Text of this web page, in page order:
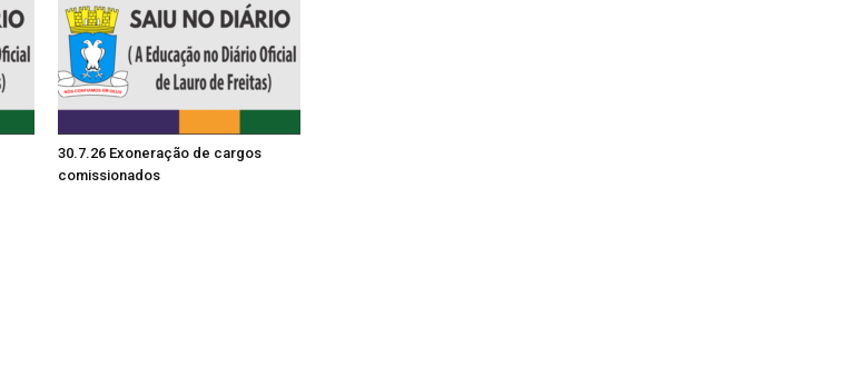
30.7.26 Exoneração de cargos
comissionados